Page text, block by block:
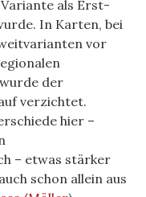
als Erst-
In Karten, bei
vor
der
verzichtet.
hier –
– etwas stärker
schon allein aus